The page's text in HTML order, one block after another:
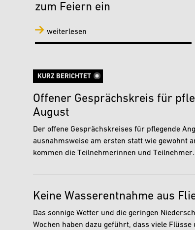
zum Feiern ein
weiterlesen
KURZ BERICHTET
Offener Gesprächskreis für
August
Der offene Gesprächskreises für pflegende
ausnahmsweise am ersten statt wie gewohnt
kommen die Teilnehmerinnen und
Keine Wasserentnahme aus
Das sonnige Wetter und die geringen
Wochen haben dazu geführt, dass viele